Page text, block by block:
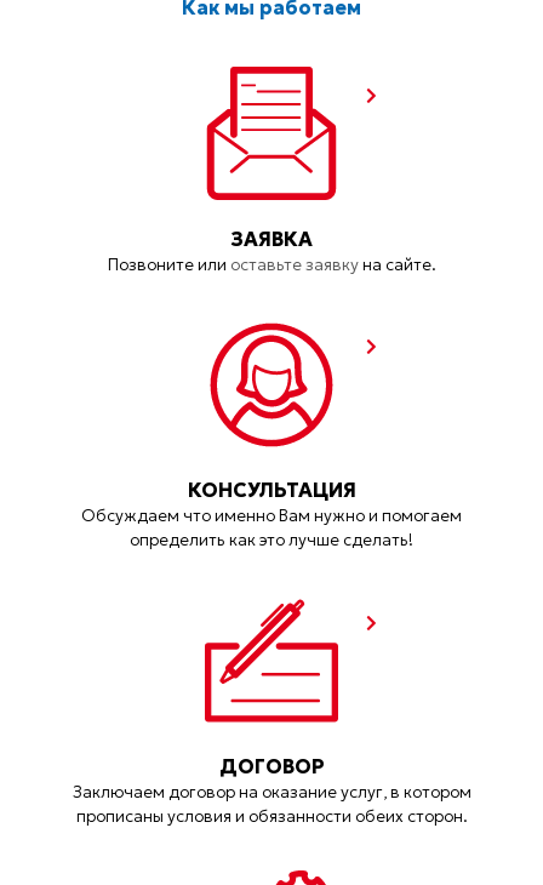
Как мы работаем
ЗАЯВКА
Позвоните или оставьте заявкуна сайте.
КОНСУЛЬТАЦИЯ
Обсуждаем что именно Вам нужно и помогаем
определить как это лучше сделать!
ДОГОВОР
Заключаем договор на оказание услуг, в котором
прописаны условия и обязанности обеих сторон.